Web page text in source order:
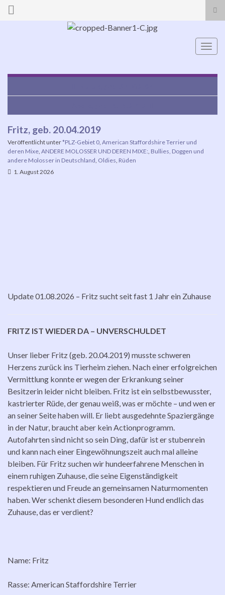
Search for:
Fritz, geb. 20.04.2019
Veröffentlicht unter*PLZ-Gebiet 0 American Staffordshire Terrier und
deren Mixe ANDERE MOLOSSER UND DEREN MIXE: Bullies, Doggen und
andere Molosser in Deutschland Oldies Rüden
1. August 2026
Update 01.08.2026 – Fritz sucht seit fast 1 Jahr ein Zuhause
FRITZ IST WIEDER DA – UNVERSCHULDET
Unser lieber Fritz (geb. 20.04.2019) musste schweren
Herzens zurück ins Tierheim ziehen. Nach einer erfolgreichen
Vermittlung konnte er wegen der Erkrankung seiner
Besitzerin leider nicht bleiben. Fritz ist ein selbstbewusster,
kastrierter Rüde, der genau weiß, was er möchte – und wen er
an seiner Seite haben will. Er liebt ausgedehnte Spaziergänge
in der Natur, braucht aber kein Actionprogramm.
Autofahrten sind nicht so sein Ding, dafür ist er stubenrein
und kann nach einer Eingewöhnungszeit auch mal alleine
bleiben. Für Fritz suchen wir hundeerfahrene Menschen in
einem ruhigen Zuhause, die seine Eigenständigkeit
respektieren und Freude an gemeinsamen Naturmomenten
haben. Wer schenkt diesem besonderen Hund endlich das
Zuhause, das er verdient?
Name: Fritz
Rasse: American Staffordshire Terrier